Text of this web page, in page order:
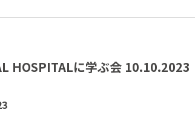
HOSPITALに学ぶ会 10.10.2023